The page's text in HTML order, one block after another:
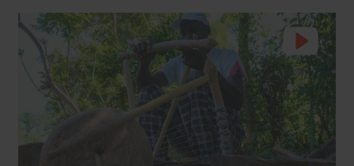
oder "Deppen der "Wir bauen Cherson wieder auf" - Optimismus in der